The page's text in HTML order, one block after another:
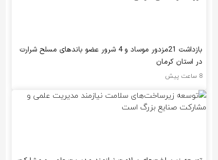
بازداشت 21مزدور موساد و 4 شرور عضو باندهای مسلح شرارت
در استان کرمان
8 ساعت پیش